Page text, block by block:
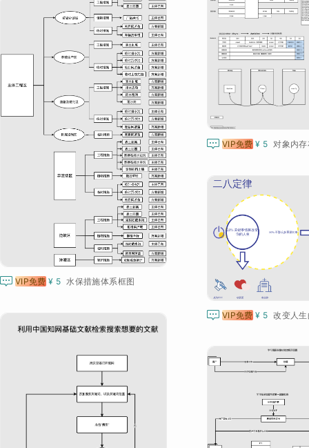
 VIP免费 ¥ 5 对象内
 VIP免费 ¥ 5 水保措施体系框图
 VIP免费 ¥ 5 改变人